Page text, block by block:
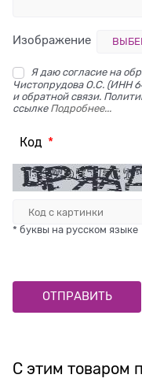
Изображение
Я даю согласие на
Чистопрудова О.С. (ИНН
и обратной связи.
ссылке Подробнее...
Код
* буквы на русском языке
С этим товаром